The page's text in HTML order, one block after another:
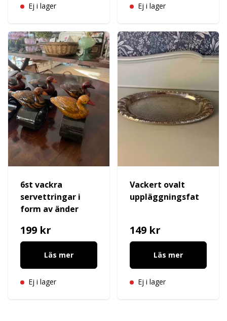
Ej i lager Ej i lager
6st vackra
servettringar i
form av änder
199 kr
Läs mer
Ej i lager
Vackert ovalt
uppläggningsfat
149 kr
Läs mer
Ej i lager